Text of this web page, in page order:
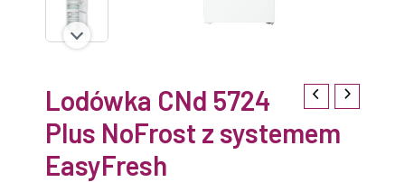
Lodówka CNd 5724
Plus NoFrost z systemem
EasyFresh